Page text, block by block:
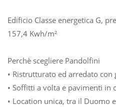
Edificio Classe energetica G,
157,4 Kwh/m²
Perchè scegliere Pandolfini
• Ristrutturato ed arredato con
• Soffitti a volta e pavimenti in
• Location unica, tra il Duomo